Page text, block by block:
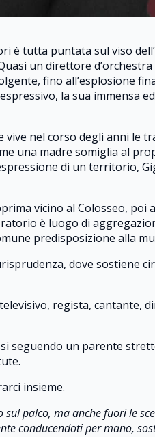
è tutta puntata sul viso
un direttore
fino all’esplosione
la sua immensa
vive nel corso degli anni le
una madre somiglia al
di un territorio,
vicino al Colosseo, poi
è luogo di
predisposizione alla
dove sostiene
regista, cantante,
seguendo un parente
insieme.
palco, ma anche fuori le
conducendoti per mano,